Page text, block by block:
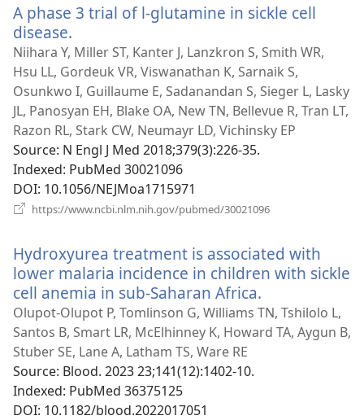
вікні)
A phase 3 trial of l-glutamine in sickle cell
disease.
у
новому
вікні)
Niihara Y, Miller ST, Kanter J, Lanzkron S, Smith WR,
Hsu LL, Gordeuk VR, Viswanathan K, Sarnaik S,
Osunkwo I, Guillaume E, Sadanandan S, Sieger L, Lasky
JL, Panosyan EH, Blake OA, New TN, Bellevue R, Tran LT,
Razon RL, Stark CW, Neumayr LD, Vichinsky EP
Source‎: N Engl J Med 2018;379(3):226-35.
Indexed‎: PubMed 30021096
DOI‎: 10.1056/NEJMoa1715971
https://www.ncbi.nlm.nih.gov/pubmed/30021096
вікні)
Hydroxyurea treatment is associated with
lower malaria incidence in children with sickle
cell anemia in sub-Saharan Africa.
у
новому
Olupot-Olupot P, Tomlinson G, Williams TN, Tshilolo L,
Santos B, Smart LR, McElhinney K, Howard TA, Aygun B,
Stuber SE, Lane A, Latham TS, Ware RE
Source‎: Blood. 2023 23;141(12):1402-10.
Indexed‎: PubMed 36375125
DOI‎: 10.1182/blood.2022017051